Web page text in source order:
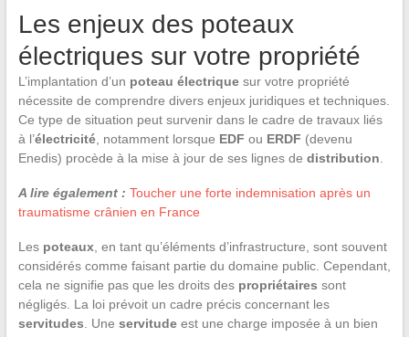
Les enjeux des poteaux
électriques sur votre propriété
L’implantation d’un poteau électriquesur votre propriété
nécessite de comprendre divers enjeux juridiques et techniques.
Ce type de situation peut survenir dans le cadre de travaux liés
à l’électricité, notamment lorsque EDF ou ERDF (devenu
Enedis) procède à la mise à jour de ses lignes de distribution
A lire également : Toucher une forte indemnisation après un
traumatisme crânien en France
Les poteaux, en tant qu’éléments d’infrastructure, sont souvent
considérés comme faisant partie du domaine public. Cependant,
cela ne signifie pas que les droits des propriétaires sont
négligés. La loi prévoit un cadre précis concernant les
servitudes . Une servitudeest une charge imposée à un bien